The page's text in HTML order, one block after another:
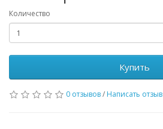
Количество
Купить
0 отзывов/ Написать отзыв